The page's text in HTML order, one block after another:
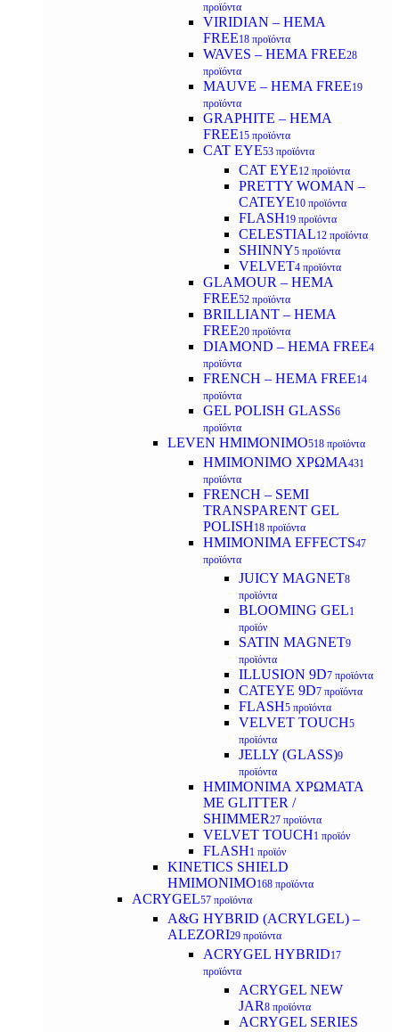
προϊόντα
VIRIDIAN – HEMA
FREE18 προϊόντα
WAVES – HEMA FREE28
προϊόντα
MAUVE – HEMA FREE19
προϊόντα
GRAPHITE – HEMA
FREE15 προϊόντα
CAT EYE53 προϊόντα
CAT EYE12 προϊόντα
PRETTY WOMAN –
CATEYE10 προϊόντα
FLASH19 προϊόντα
CELESTIAL12 προϊόντα
SHINNY5 προϊόντα
VELVET4 προϊόντα
GLAMOUR – HEMA
FREE52 προϊόντα
BRILLIANT – HEMA
FREE20 προϊόντα
DIAMOND – HEMA FREE4
προϊόντα
FRENCH – HEMA FREE14
προϊόντα
GEL POLISH GLASS6
προϊόντα
LEVEN ΗΜΙΜΟΝΙΜΟ518 προϊόντα
ΗΜΙΜΟΝΙΜΟ ΧΡΩΜΑ431
προϊόντα
FRENCH – SEMI
TRANSPARENT GEL
POLISH18 προϊόντα
HMIMONIMA EFFECTS47
προϊόντα
JUICY MAGNET8
προϊόντα
BLOOMING GEL1
προϊόν
SATIN MAGNET9
προϊόντα
ILLUSION 9D7 προϊόντα
CATEYE 9D7 προϊόντα
FLASH5 προϊόντα
VELVET TOUCH5
προϊόντα
JELLY (GLASS)9
προϊόντα
ΗΜΙΜΟΝΙΜA ΧΡΩΜΑΤΑ
ΜΕ GLITTER /
SHIMMER27 προϊόντα
VELVET TOUCH1 προϊόν
FLASH1 προϊόν
KINETICS SHIELD
ΗΜΙΜΟΝΙΜΟ168 προϊόντα
ACRYGEL57 προϊόντα
A&G HYBRID (ACRYLGEL) –
ALEZORI29 προϊόντα
ACRYGEL HYBRID17
προϊόντα
ACRYGEL NEW
JAR8 προϊόντα
ACRYGEL SERIES